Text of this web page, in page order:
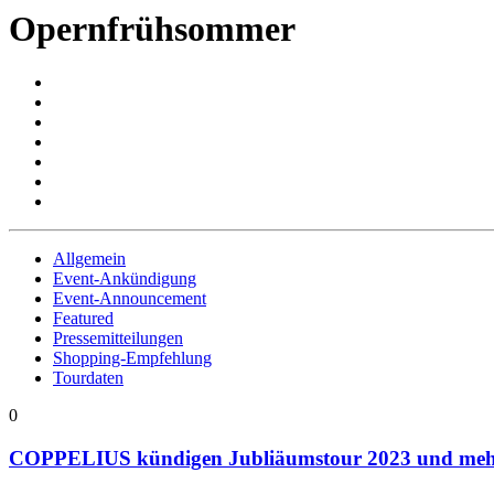
Opernfrühsommer
Allgemein
Event-Ankündigung
Event-Announcement
Featured
Pressemitteilungen
Shopping-Empfehlung
Tourdaten
0
COPPELIUS kündigen Jubliäumstour 2023 und